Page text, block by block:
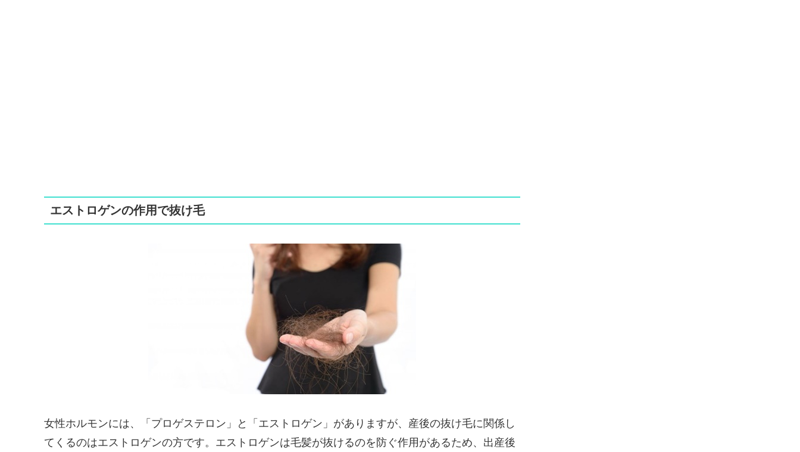
エストロゲンの作用で抜け毛
女性ホルモンには、「プロゲステロン」と「エストロゲン」がありますが、産後の抜け毛に関係し
てくるのはエストロゲンの方です。エストロゲンは毛髪が抜けるのを防ぐ作用があるため、出産後